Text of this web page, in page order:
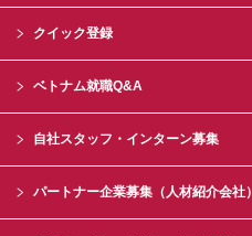
クイック登録
ベトナム就職Q&A
自社スタッフ・インターン募集
パートナー企業募集（人材紹介会社）